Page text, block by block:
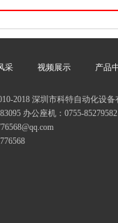
采 视频展示 产品
2018 深圳市科特自动化设
办公座机：0755-85279582